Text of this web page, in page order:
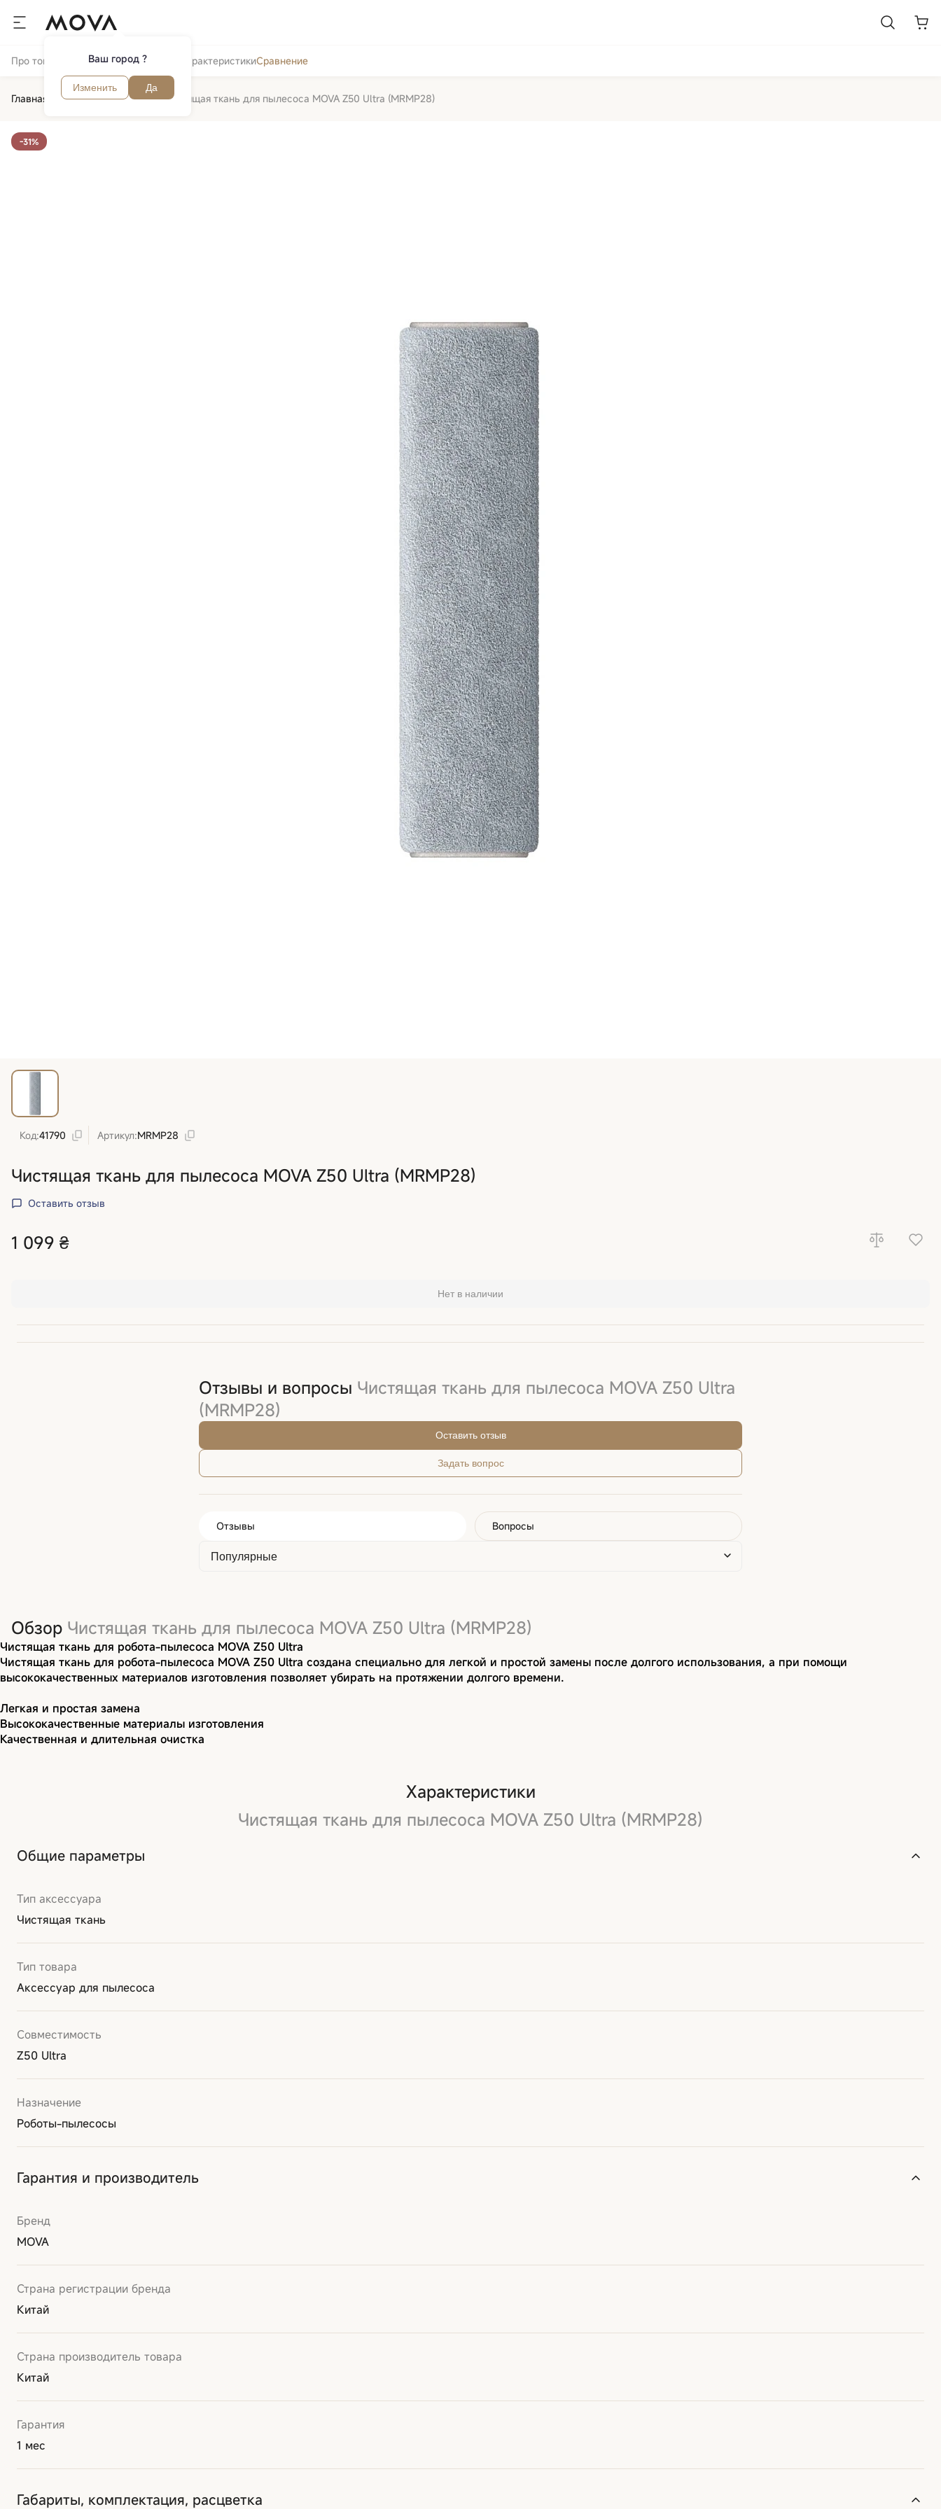
Ваш город ?
Изменить Да
Про товар Отзывы и вопросы ХарактеристикиСравнение
Главная Пылесосы Аксессуары Чистящая ткань для пылесоса MOVA Z50 Ultra (MRMP28)
-31%
Код:41790 Артикул:MRMP28
Чистящая ткань для пылесоса MOVA Z50 Ultra (MRMP28)
Оставить отзыв
1 099 ₴
Нет в наличии
Отзывы и вопросы Чистящая ткань для пылесоса MOVA Z50 Ultra
(MRMP28)
Оставить отзыв
Задать вопрос
Отзывы Вопросы
Обзор Чистящая ткань для пылесоса MOVA Z50 Ultra (MRMP28)
Чистящая ткань для робота-пылесоса MOVA Z50 Ultra
Чистящая ткань для робота-пылесоса MOVA Z50 Ultra создана специально для легкой и простой замены после долгого использования, а при помощи
высококачественных материалов изготовления позволяет убирать на протяжении долгого времени.
Легкая и простая замена
Высококачественные материалы изготовления
Качественная и длительная очистка
Характеристики
Чистящая ткань для пылесоса MOVA Z50 Ultra (MRMP28)
Общие параметры
Тип аксессуара
Чистящая ткань
Тип товара
Аксессуар для пылесоса
Совместимость
Z50 Ultra
Назначение
Роботы-пылесосы
Гарантия и производитель
Бренд
MOVA
Страна регистрации бренда
Китай
Страна производитель товара
Китай
Гарантия
1 мес
Габариты, комплектация, расцветка